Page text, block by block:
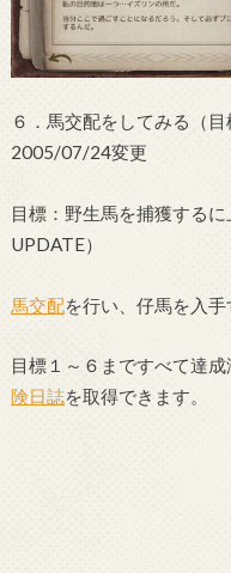
６．馬交配をしてみる（
2005/07/24変更
目標：野生馬を捕獲する
UPDATE）
馬交配を行い、仔馬を入手
目標１～６まですべて達成
険日誌を取得できます。